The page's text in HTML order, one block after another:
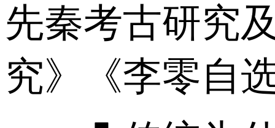
先秦考古研究
究》《李零自